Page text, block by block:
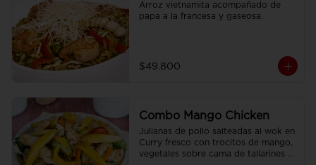
Arroz vietnamita acompañado de
papa a la francesa y gaseosa.
$49.800
Combo Mango Chicken
Julianas de pollo salteadas al wok en
Curry fresco con trocitos de mango,
vegetales sobre cama de tallarines